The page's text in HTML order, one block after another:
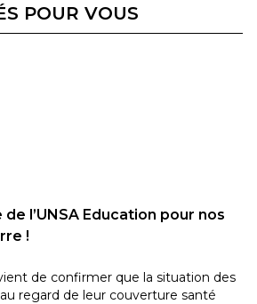
POUR VOUS
de l’UNSA Education pour nos
!
de confirmer que la situation des
regard de leur couverture santé